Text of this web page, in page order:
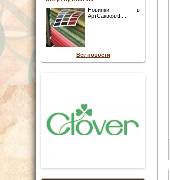
Новинки в
АртСаквояж! ...
Все новости